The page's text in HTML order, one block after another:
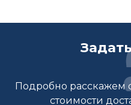
Подробно расскажем
стоимости